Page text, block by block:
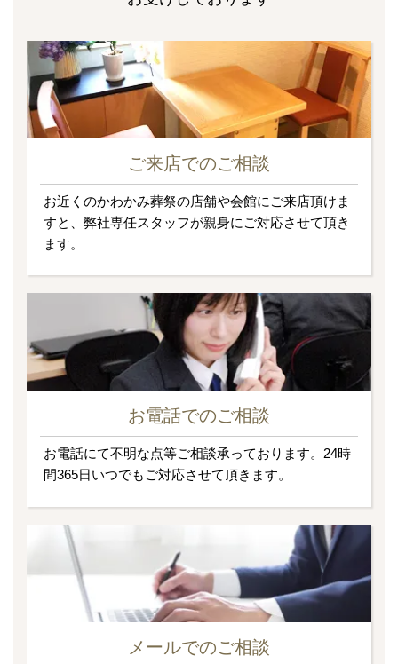
ご来店でのご相談
お近くのかわかみ葬祭の店舗や会館にご来店頂けま
すと、弊社専任スタッフが親身にご対応させて頂き
ます。
お電話でのご相談
お電話にて不明な点等ご相談承っております。24時
間365日いつでもご対応させて頂きます。
メールでのご相談